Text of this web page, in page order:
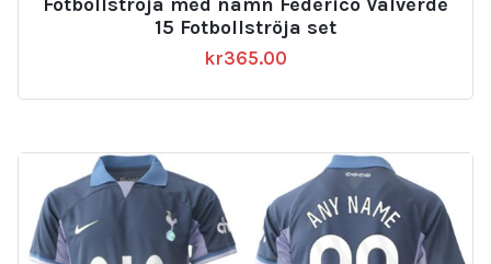
15 Fotbollströja set
kr365.00